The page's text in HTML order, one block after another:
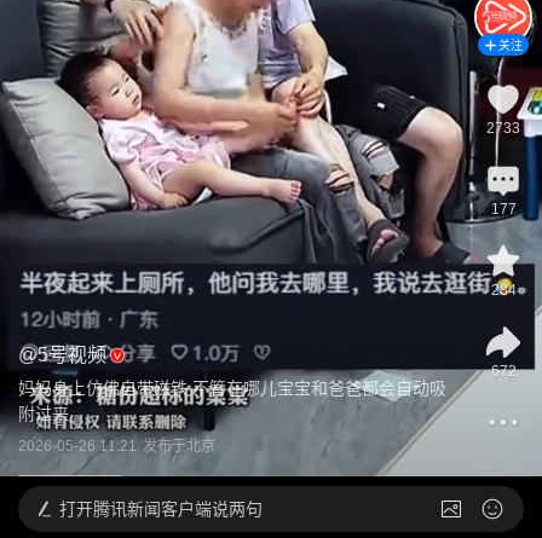
@5号视频
妈妈身上仿佛自带磁铁 不管在哪儿宝宝和爸爸都会自动吸
附过来
2026-05-26 11:21 发布于北京
关注
2733
177
284
672
打开腾讯新闻客户端说两句